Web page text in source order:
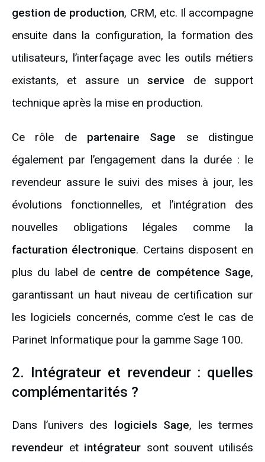
gestion de production, CRM, etc. Il accompagne
ensuite dans la configuration, la formation des
utilisateurs, l’interfaçage avec les outils métiers
existants, et assure unservice de support
technique après la mise en production.
Ce rôle de partenaire Sage se distingue
également par l’engagement dans la durée : le
revendeur assure le suivi des mises à jour, les
évolutions fonctionnelles, et l’intégration des
nouvelles obligations légales comme la
facturation électronique. Certains disposent en
plus du label de centre de compétence Sage,
garantissant un haut niveau de certification sur
les logiciels concernés, comme c’est le cas de
Parinet Informatique pour la gamme Sage 100.
2. Intégrateur et revendeur : quelles
complémentarités ?
Dans l’univers des logiciels Sage, les termes
revendeur et intégrateur sont souvent utilisés